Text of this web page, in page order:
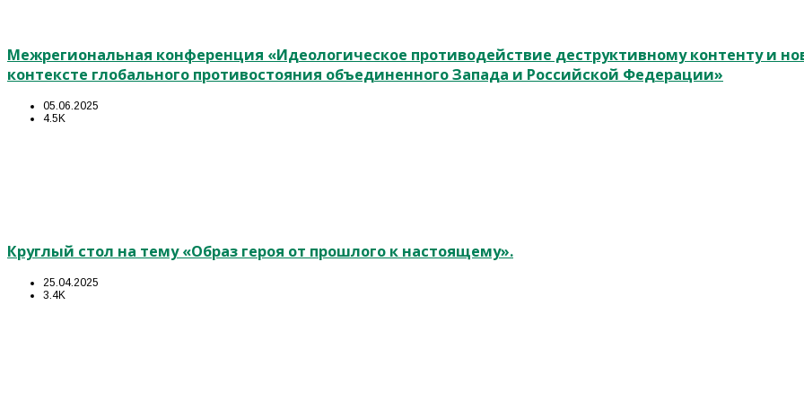
Межрегиональная конференция «Идеологическое противодействие деструктивному контенту и
контексте глобального противостояния объединенного Запада и Российской Федерации»
05.06.2025
4.5K
Круглый стол на тему «Образ героя от прошлого к настоящему».
25.04.2025
3.4K